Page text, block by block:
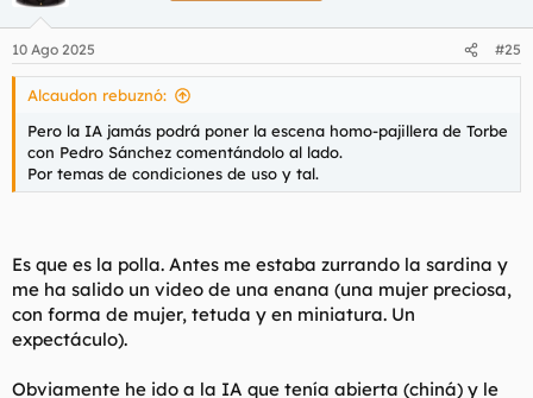
10 Ago 2025 #25
Alcaudon rebuznó:
Pero la IA jamás podrá poner la escena homo-pajillera de Torbe
con Pedro Sánchez comentándolo al lado.
Por temas de condiciones de uso y tal.
Es que es la polla. Antes me estaba zurrando la sardina y
me ha salido un video de una enana (una mujer preciosa,
con forma de mujer, tetuda y en miniatura. Un
expectáculo).
Obviamente he ido a la IA que tenía abierta (chiná) y le